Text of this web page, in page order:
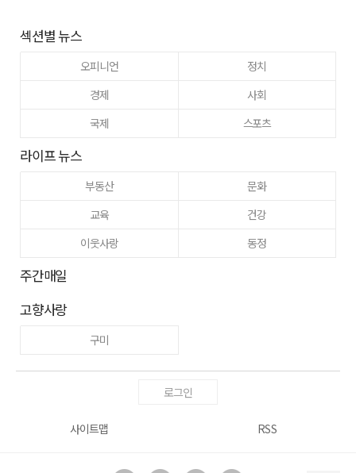
섹션별 뉴스
오피니언
정치
경제
사회
국제
스포츠
라이프 뉴스
부동산
문화
교육
건강
이웃사랑
동정
주간매일
고향사랑
구미
로그인
사이트맵 RSS